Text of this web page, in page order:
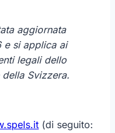
aggiornata
e si applica ai
legali dello
Svizzera.
(di seguito: